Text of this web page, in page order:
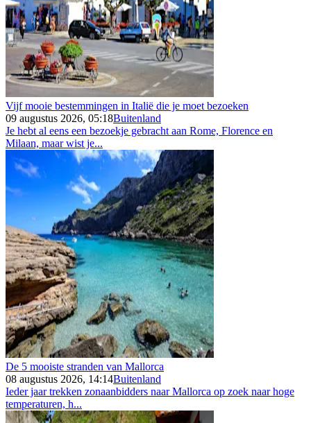
Vijf mooie bestemmingen in Italië die je moet bezoeken
09 augustus 2026, 05:18Buitenland
Je hebt al eens een bezoekje gebracht aan Rome, Florence en
Milaan, maar wist je...
De 5 mooiste stranden van Mallorca
08 augustus 2026, 14:14Buitenland
Ieder jaar trekken zonaanbidders naar Mallorca op zoek naar hoge
temperaturen, h...